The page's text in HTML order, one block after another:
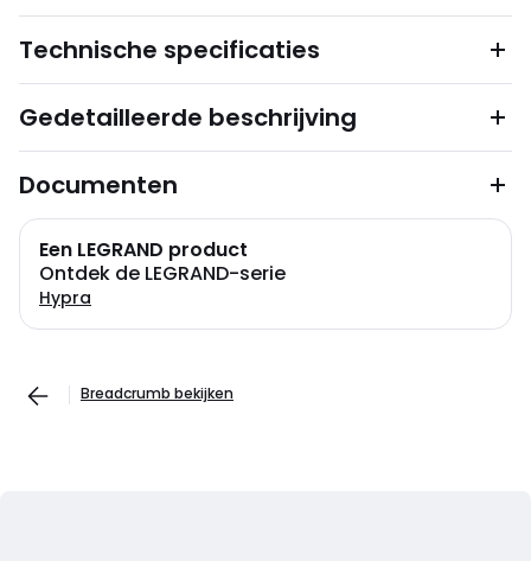
Technische specificaties
Gedetailleerde beschrijving
Documenten
Een LEGRAND product
Ontdek de LEGRAND-serie
Hypra
Breadcrumb bekijken